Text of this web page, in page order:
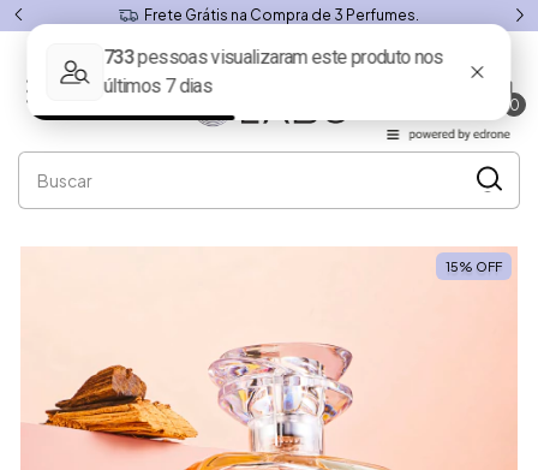
7 dias para Troca ou Devolução.
0
15% OFF